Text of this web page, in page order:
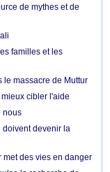
de mythes et de
familles et les
le massacre de Muttur
cibler l'aide
nous
doivent devenir la
met des vies en danger